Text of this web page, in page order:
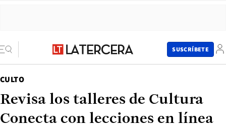
SUSCRÍBETE
CULTO
Revisa los talleres de Cultura
Conecta con lecciones en línea